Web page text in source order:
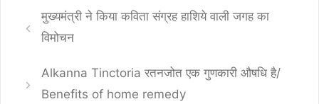
मुख्यमंत्री ने किया कविता संग्रह हाशिये वाली जगह का
विमोचन
Alkanna Tinctoria रतनजोत एक गुणकारी औषधि है/
Benefits of home remedy